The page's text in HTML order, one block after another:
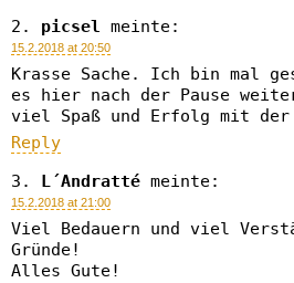
picsel meinte:
15.2.2018 at 20:50
Krasse Sache. Ich bin mal
es hier nach der Pause
viel Spaß und Erfolg mit der
Reply
L´Andratté meinte:
15.2.2018 at 21:00
Viel Bedauern und viel
Gründe!
Alles Gute!